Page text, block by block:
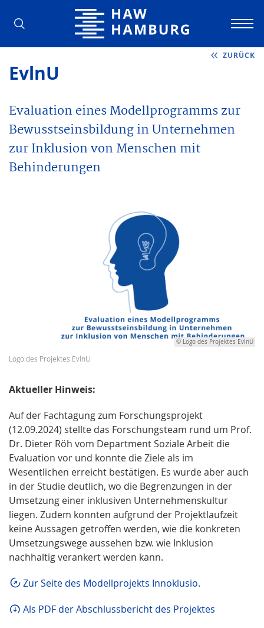
Hochschule für Angewandte
ZURÜCK
EvlnU
Evaluation eines Modellprogramms zur
Bewusstseinsbildung in Unternehmen
zur Inklusion von Menschen mit
Behinderungen
© Logo des Projektes EvlnU
Logo des Projektes EvlnU
Aktueller Hinweis:
Auf der Fachtagung zum Forschungsprojekt
(12.09.2024) stellte das Forschungsteam rund um Prof.
Dr. Dieter Röh vom Department Soziale Arbeit die
Evaluation vor und konnte die Ziele als im
Wesentlichen erreicht bestätigen. Es wurde aber auch
in der Studie deutlich, wo die Begrenzungen in der
Umsetzung einer inklusiven Unternehmenskultur
liegen. Zudem konnten aufgrund der Projektlaufzeit
keine Aussagen getroffen werden, wie die konkreten
Umsetzungswege aussehen bzw. wie Inklusion
nachhaltig verankert werden kann.
Zur Seite des Modellprojekts Innoklusio.
Als PDF der Abschlussbericht des Projektes